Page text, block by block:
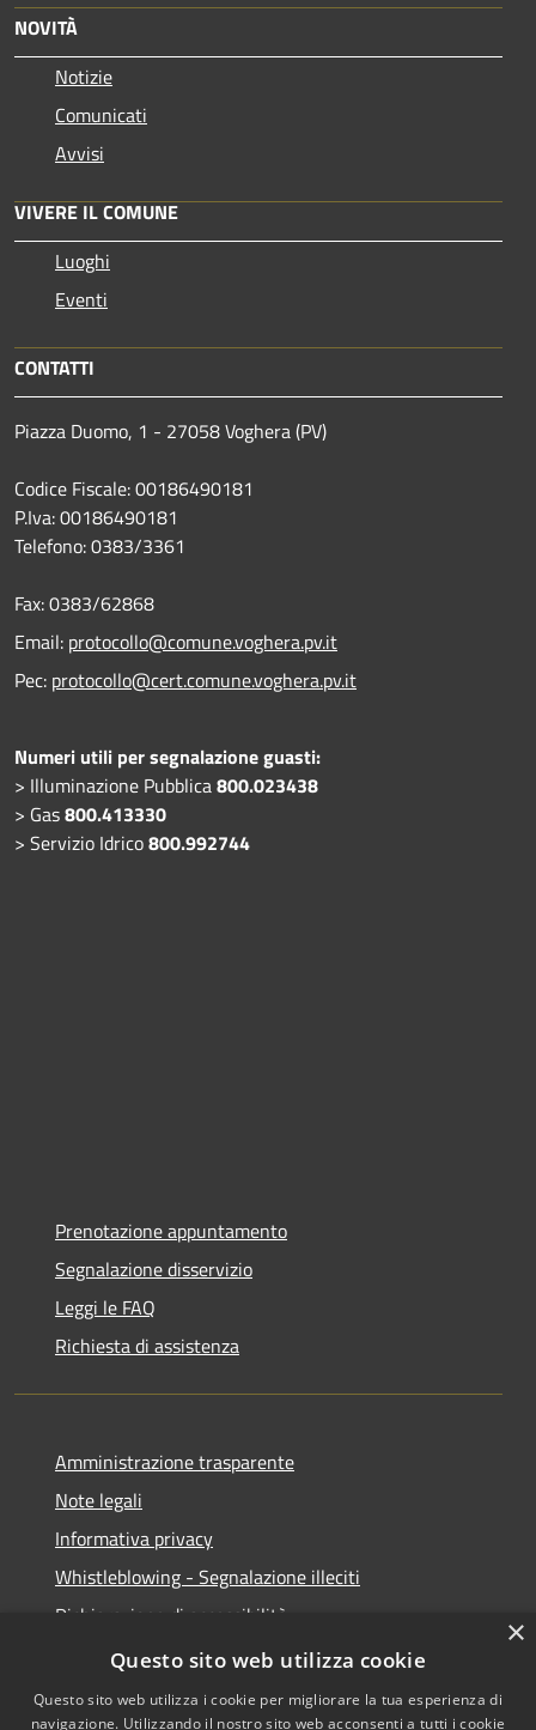
NOVITÀ
Notizie
Comunicati
Avvisi
VIVERE IL COMUNE
Luoghi
Eventi
CONTATTI
Piazza Duomo, 1 - 27058 Voghera (PV)
Codice Fiscale: 00186490181
P.Iva: 00186490181
Telefono:0383/3361
Fax:0383/62868
Email: protocollo@comune.voghera.pv.it
Pec: protocollo@cert.comune.voghera.pv.it
Numeri utili per segnalazione guasti:
> Illuminazione Pubblica800.023438
> Gas800.413330
> Servizio Idrico800.992744
Prenotazione appuntamento
Segnalazione disservizio
Leggi le FAQ
Richiesta di assistenza
Amministrazione trasparente
Note legali
Informativa privacy
Whistleblowing - Segnalazione illeciti
Dichiarazione di accessibilità
Obiettivi di acessibilità
×
Questo sito web utilizza cookie
Questo sito web utilizza i cookie per migliorare la tua esperienza di
navigazione. Utilizzando il nostro sito web acconsenti a tutti i cookie